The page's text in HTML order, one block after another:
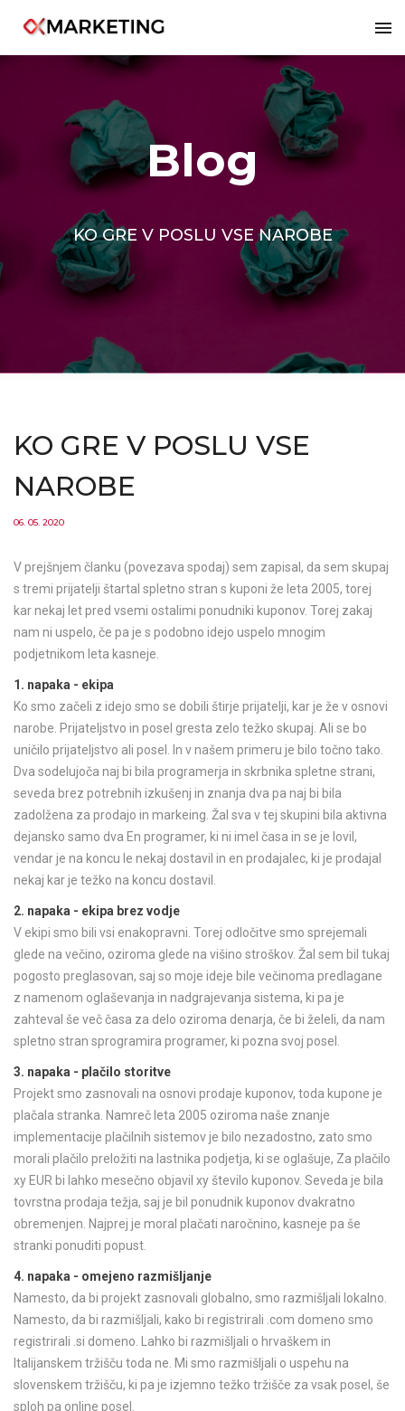
Blog
KO GRE V POSLU VSE NAROBE
KO GRE V POSLU VSE
NAROBE
06. 05. 2020
V prejšnjem članku (povezava spodaj) sem zapisal, da sem skupaj
s tremi prijatelji štartal spletno stran s kuponi že leta 2005, torej
kar nekaj let pred vsemi ostalimi ponudniki kuponov. Torej zakaj
nam ni uspelo, če pa je s podobno idejo uspelo mnogim
podjetnikom leta kasneje.
1. napaka - ekipa
Ko smo začeli z idejo smo se dobili štirje prijatelji, kar je že v osnovi
narobe. Prijateljstvo in posel gresta zelo težko skupaj. Ali se bo
uničilo prijateljstvo ali posel. In v našem primeru je bilo točno tako.
Dva sodelujoča naj bi bila programerja in skrbnika spletne strani,
seveda brez potrebnih izkušenj in znanja dva pa naj bi bila
zadolžena za prodajo in markeing. Žal sva v tej skupini bila aktivna
dejansko samo dva En programer, ki ni imel časa in se je lovil,
vendar je na koncu le nekaj dostavil in en prodajalec, ki je prodajal
nekaj kar je težko na koncu dostavil.
2. napaka - ekipa brez vodje
V ekipi smo bili vsi enakopravni. Torej odločitve smo sprejemali
glede na večino, oziroma glede na višino stroškov. Žal sem bil tukaj
pogosto preglasovan, saj so moje ideje bile večinoma predlagane
z namenom oglaševanja in nadgrajevanja sistema, ki pa je
zahteval še več časa za delo oziroma denarja, če bi želeli, da nam
spletno stran sprogramira programer, ki pozna svoj posel.
3. napaka - plačilo storitve
Projekt smo zasnovali na osnovi prodaje kuponov, toda kupone je
plačala stranka. Namreč leta 2005 oziroma naše znanje
implementacije plačilnih sistemov je bilo nezadostno, zato smo
morali plačilo preložiti na lastnika podjetja, ki se oglašuje, Za plačilo
xy EUR bi lahko mesečno objavil xy število kuponov. Seveda je bila
tovrstna prodaja težja, saj je bil ponudnik kuponov dvakratno
obremenjen. Najprej je moral plačati naročnino, kasneje pa še
stranki ponuditi popust.
4. napaka - omejeno razmišljanje
Namesto, da bi projekt zasnovali globalno, smo razmišljali lokalno.
Namesto, da bi razmišljali, kako bi registrirali .com domeno smo
registrirali .si domeno. Lahko bi razmišljali o hrvaškem in
Italijanskem tržišču toda ne. Mi smo razmišljali o uspehu na
slovenskem tržišču, ki pa je izjemno težko tržišče za vsak posel, še
sploh pa online posel.